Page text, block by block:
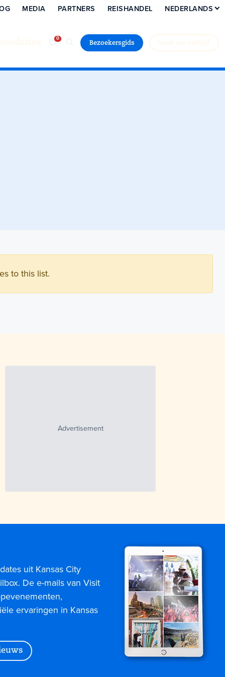
Bezoekersgids
MEDIA PARTNERS REISHANDEL NEDERLANDS
to this list.
uit Kansas City
De e-mails van Visit
ervaringen in Kansas